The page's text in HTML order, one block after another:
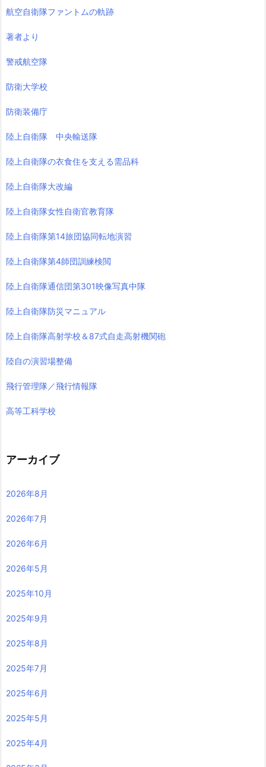
航空自衛隊ファントムの軌跡
著者より
警戒航空隊
防衛大学校
防衛装備庁
陸上自衛隊 中央輸送隊
陸上自衛隊の衣食住を支える需品科
陸上自衛隊大改編
陸上自衛隊女性自衛官教育隊
陸上自衛隊第14旅団協同転地演習
陸上自衛隊第4師団訓練検閲
陸上自衛隊通信団第301映像写真中隊
陸上自衛隊防災マニュアル
陸上自衛隊高射学校＆87式自走高射機関砲
陸自の演習場整備
飛行管理隊／飛行情報隊
高等工科学校
アーカイブ
2026年8月
2026年7月
2026年6月
2026年5月
2025年10月
2025年9月
2025年8月
2025年7月
2025年6月
2025年5月
2025年4月